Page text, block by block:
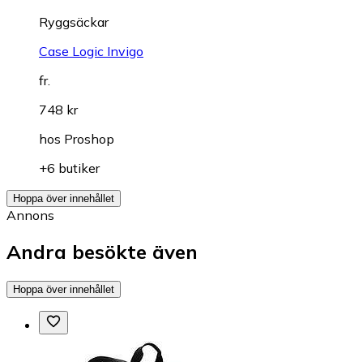
Ryggsäckar
Case Logic Invigo
fr.
748 kr
hos Proshop
+6 butiker
Hoppa över innehållet
Annons
Andra besökte även
Hoppa över innehållet